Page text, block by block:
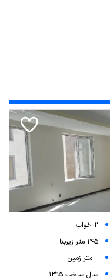
2 خواب
145 متر زیربنا
-- متر زمین
سال ساخت 1395